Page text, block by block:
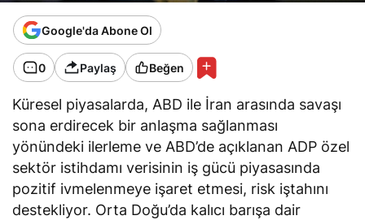
Google'da Abone Ol
0 Paylaş Beğen
Küresel piyasalarda, ABD ile İran arasında savaşı
sona erdirecek bir anlaşma sağlanması
yönündeki ilerleme ve ABD’de açıklanan ADP özel
sektör istihdamı verisinin iş gücü piyasasında
pozitif ivmelenmeye işaret etmesi, risk iştahını
destekliyor. Orta Doğu’da kalıcı barışa dair